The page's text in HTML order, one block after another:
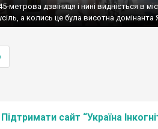
метрова дзвіниця і нині видніється в
а колись це була висотна домінанта
Підтримати сайт “Україна